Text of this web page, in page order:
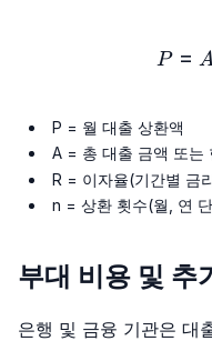
P =
P = 월 대출 상환액
A = 총 대출 금액 또는
R = 이자율(기간별 금
n = 상환 횟수(월, 연
부대 비용 및 추
은행 및 금융 기관은 대